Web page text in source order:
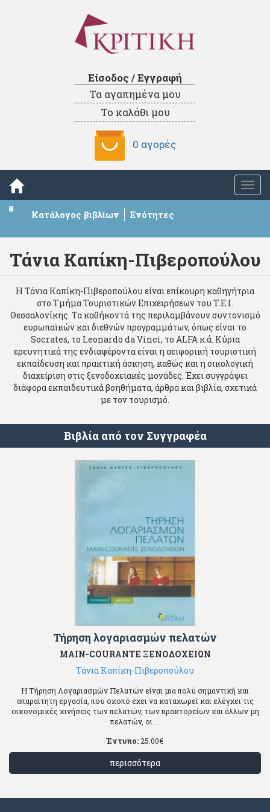
Είσοδος / Εγγραφή
Τα αγαπημένα μου
Το καλάθι μου
0 αγορές
Κατάλογος βιβλίων Ενότητες
Τάνια Καπίκη-Πιβεροπούλου
Η Τάνια Καπίκη-Πιβεροπούλου είναι επίκουρη καθηγήτρια
στο Τμήμα Τουριστικών Επιχειρήσεων του Τ.Ε.Ι.
Θεσσαλονίκης. Τα καθήκοντά της περιλαμβάνουν συντονισμό
ευρωπαϊκών και διεθνών προγραμμάτων, όπως είναι το
Socrates, το Leonardo da Vinci, το ALFA κ.ά. Κύρια
ερευνητικά της ενδιαφέροντα είναι η αειφορική τουριστική
εκπαίδευση και πρακτική άσκηση, καθώς και η οικολογική
διαχείριση στις ξενοδοχειακές μονάδες. Έχει συγγράψει
διάφορα εκπαιδευτικά βοηθήματα, άρθρα και βιβλία, σχετικά
με τον τουρισμό.
Βιβλία από τον Συγγραφέα
Τήρηση λογαριασμών πελατών
MAIN-COURANTE ΞΕΝΟΔΟΧΕΙΩΝ
Τάνια Καπίκη-Πιβεροπούλου
Η Τήρηση Λογαριασμών Πελατών είναι μια πολύ σημαντική και
απαραίτητη εργασία, που σκοπό έχει να καταχωρεί και ελέγχει τις
οικονομικές κινήσεις των πελατών, των πρακτορείων και άλλων μη
πελατών, οι ...
Έντυπο: 25.00€
περισσότερα